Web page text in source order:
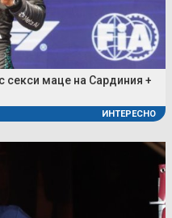
маце на Сардиния +
ИНТЕРЕСНО